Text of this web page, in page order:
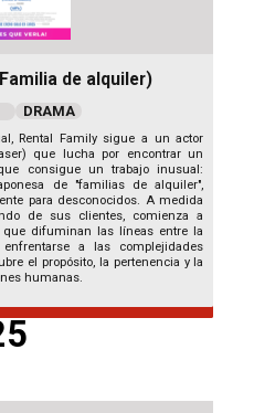
de alquiler)
DRAMA
Rental Family sigue a un actor
que lucha por encontrar un
consigue un trabajo inusual:
de "familias de alquiler",
para desconocidos. A medida
de sus clientes, comienza a
que difuminan las líneas entre la
a las complejidades
el propósito, la pertenencia y la
humanas.